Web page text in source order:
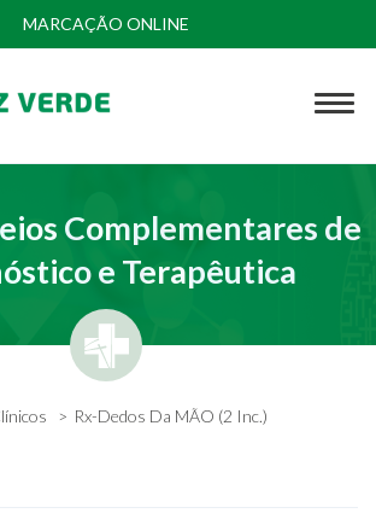
MARCAÇÃO ONLINE
Complementares de
e Terapêutica
Rx-Dedos Da MÃO (2 Inc.)